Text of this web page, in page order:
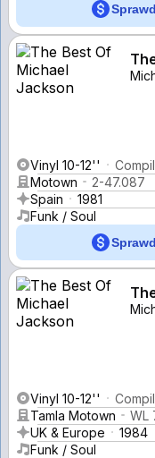
Vinyl 10-12''
Motown
2-47.087
Spain
1981
Funk / Soul
Vinyl 10-12''
Tamla Motown
WL
UK & Europe
1984
Funk / Soul